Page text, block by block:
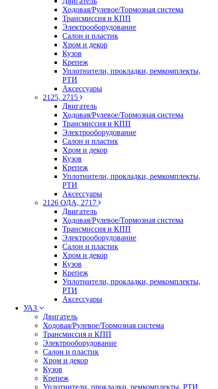
Ходовая/Рулевое/Тормозная система
Трансмиссия и КПП
Электрооборудование
Салон и пластик
Хром и декор
Кузов
Крепеж
Уплотнители, прокладки, ремкомплекты,
РТИ
Аксессуары
2125, 2715
Двигатель
Ходовая/Рулевое/Тормозная система
Трансмиссия и КПП
Электрооборудование
Салон и пластик
Хром и декор
Кузов
Крепеж
Уплотнители, прокладки, ремкомплекты,
РТИ
Аксессуары
2126 ОДА, 2717
Двигатель
Ходовая/Рулевое/Тормозная система
Трансмиссия и КПП
Электрооборудование
Салон и пластик
Хром и декор
Кузов
Крепеж
Уплотнители, прокладки, ремкомплекты,
РТИ
Аксессуары
УАЗ
Двигатель
Ходовая/Рулевое/Тормозная система
Трансмиссия и КПП
Электрооборудование
Салон и пластик
Хром и декор
Кузов
Крепеж
Уплотнители, прокладки, ремкомплекты, РТИ